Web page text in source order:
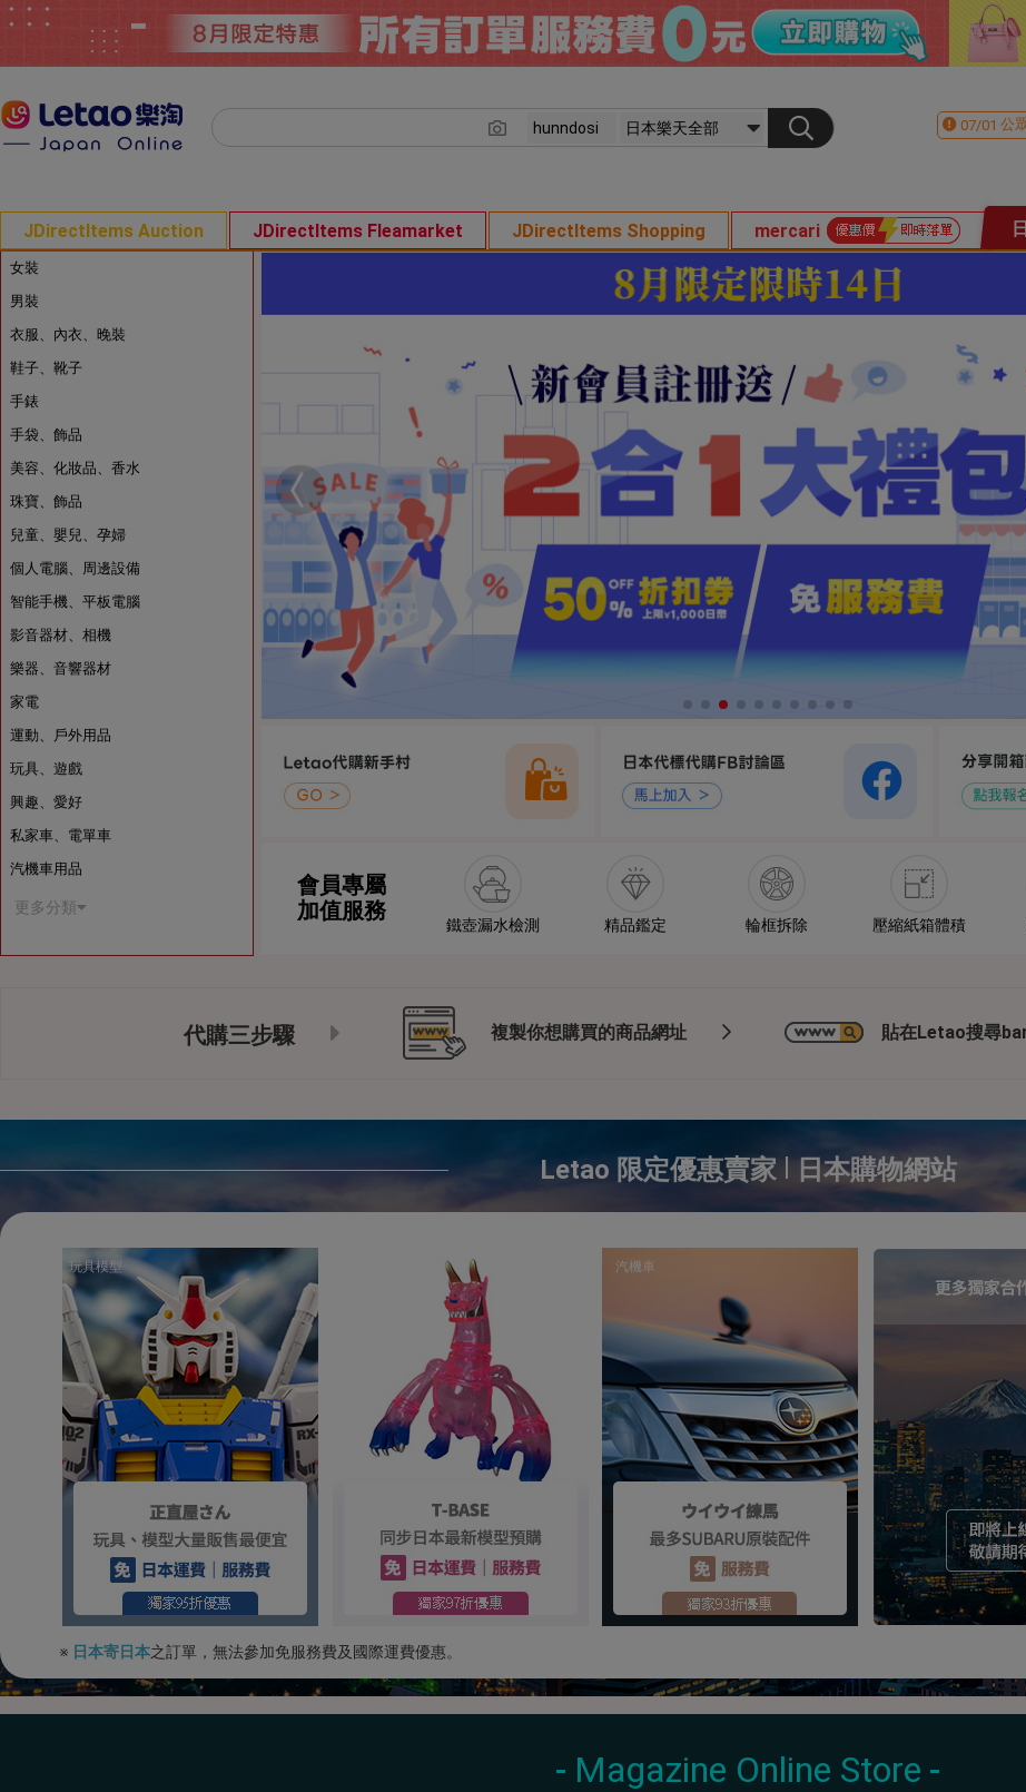
07/01 公
JDirectItems Auction JDirectItems Fleamarket JDirectItems Shopping mercari
女裝
男裝
衣服、內衣、晚裝
鞋子、靴子
手錶
手袋、飾品
美容、化妝品、香水
珠寶、飾品
兒童、嬰兒、孕婦
個人電腦、周邊設備
智能手機、平板電腦
影音器材、相機
樂器、音響器材
家電
運動、戶外用品
玩具、遊戲
興趣、愛好
私家車、電單車
汽機車用品
更多分類
會員專屬
加值服務
鐵壺漏水檢測 精品鑑定 輪框拆除 壓縮紙箱體積
代購三步驟 複製你想購買的商品網址 貼在Letao搜尋
Letao 限定優惠賣家|日本購物網站
玩具模型 汽機車
※ 日本寄日本之訂單，無法參加免服務費及國際運費優惠。
Magazine Online Store